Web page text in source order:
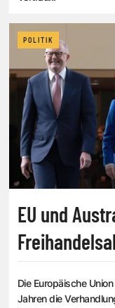
POLITIK
EU und
Die Europäische
Jahren die